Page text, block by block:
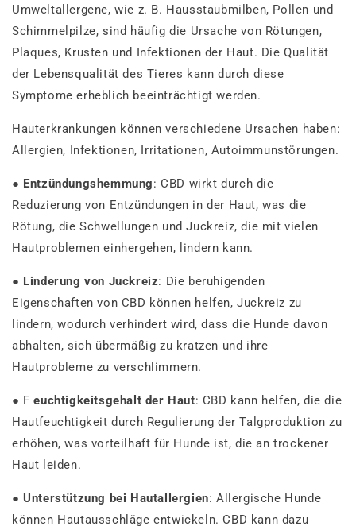
Umweltallergene, wie z. B. Hausstaubmilben, Pollen und
Schimmelpilze, sind häufig die Ursache von Rötungen,
Plaques, Krusten und Infektionen der Haut. Die Qualität
der Lebensqualität des Tieres kann durch diese
Symptome erheblich beeinträchtigt werden.
Hauterkrankungen können verschiedene Ursachen haben:
Allergien, Infektionen, Irritationen, Autoimmunstörungen.
● Entzündungshemmung: CBD wirkt durch die
Reduzierung von Entzündungen in der Haut, was die
Rötung, die Schwellungen und Juckreiz, die mit vielen
Hautproblemen einhergehen, lindern kann.
● Linderung von Juckreiz: Die beruhigenden
Eigenschaften von CBD können helfen, Juckreiz zu
lindern, wodurch verhindert wird, dass die Hunde davon
abhalten, sich übermäßig zu kratzen und ihre
Hautprobleme zu verschlimmern.
● Feuchtigkeitsgehalt der Haut: CBD kann helfen, die die
Hautfeuchtigkeit durch Regulierung der Talgproduktion zu
erhöhen, was vorteilhaft für Hunde ist, die an trockener
Haut leiden.
●Unterstützung bei Hautallergien: Allergische Hunde
können Hautausschläge entwickeln. CBD kann dazu